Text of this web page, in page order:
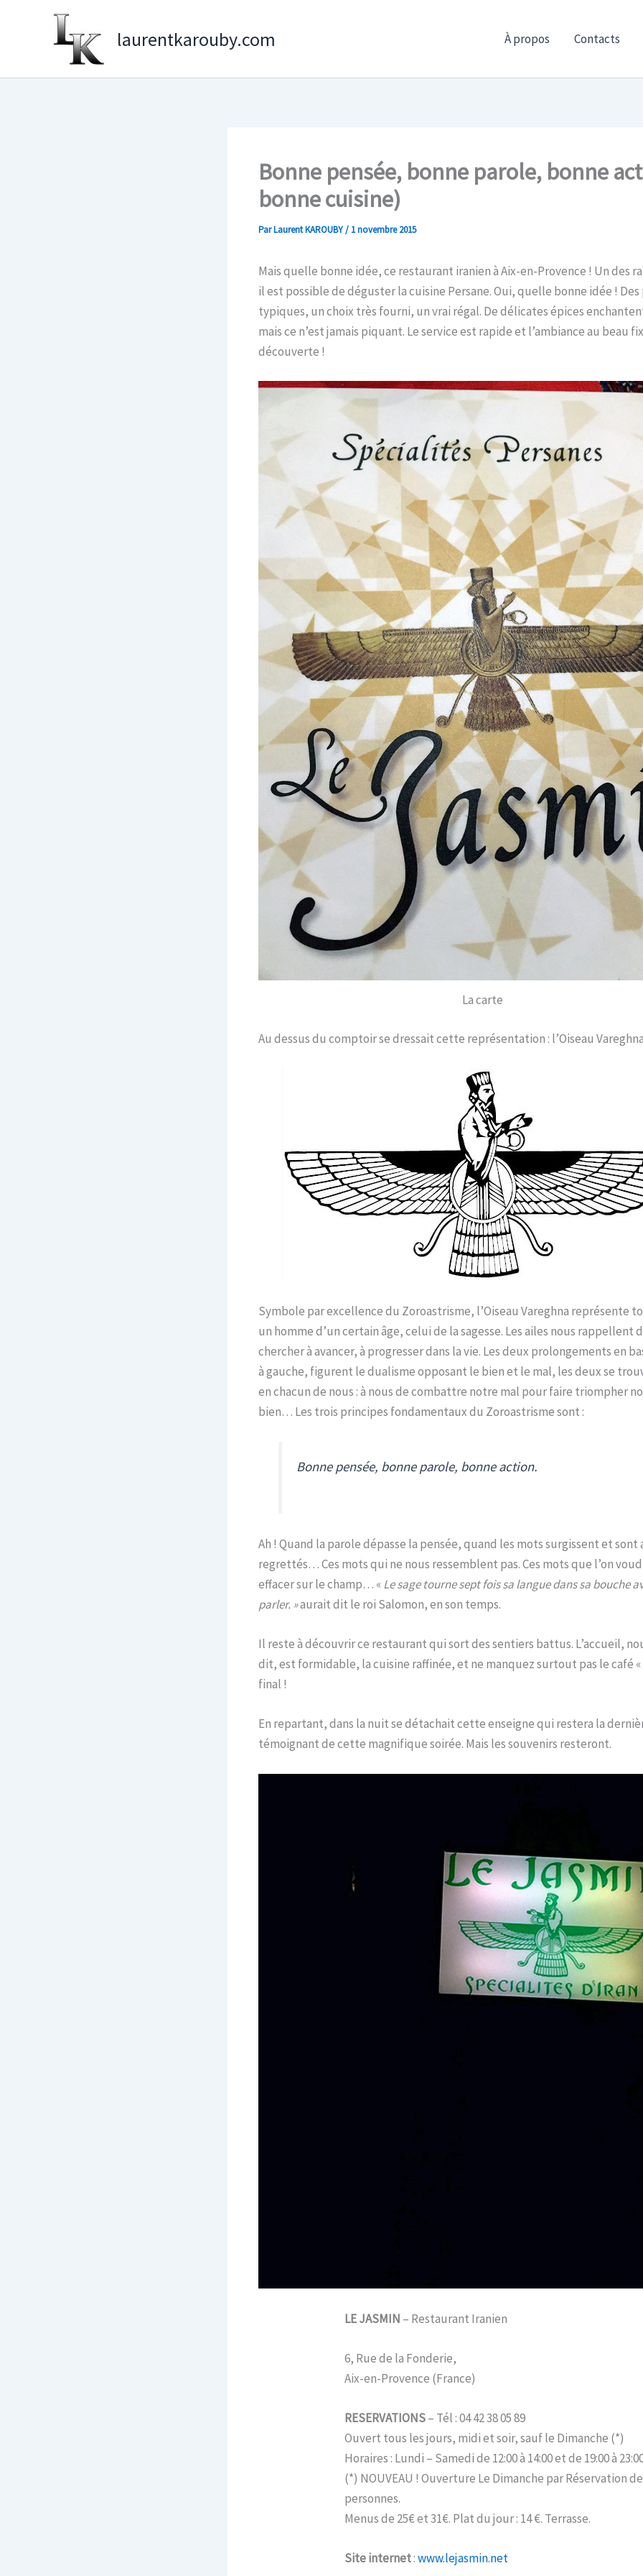
laurentkarouby.com À propos Contacts
Bonne pensée, bonne parole, bonne
bonne cuisine)
ParLaurent KAROUBY/ 1 novembre 2015
Mais quelle bonne idée, ce restaurant iranien à Aix-en-Provence ! Un des
il est possible de déguster la cuisine Persane. Oui, quelle bonne idée !
typiques, un choix très fourni, un vrai régal. De délicates épices
mais ce n’est jamais piquant. Le service est rapide et l’ambiance au beau
découverte !
La carte
Au dessus du comptoir se dressait cette représentation : l’Oiseau
Symbole par excellence du Zoroastrisme, l’Oiseau Vareghna représente
un homme d’un certain âge, celui de la sagesse. Les ailes nous rappellent
chercher à avancer, à progresser dans la vie. Les deux prolongements en
à gauche, figurent le dualisme opposant le bien et le mal, les deux se
en chacun de nous : à nous de combattre notre mal pour faire triompher
bien… Les trois principes fondamentaux du Zoroastrisme sont :
Bonne pensée, bonne parole, bonne action.
Ah ! Quand la parole dépasse la pensée, quand les mots surgissent et sont
regrettés… Ces mots qui ne nous ressemblent pas. Ces mots que l’on
effacer sur le champ… « Le sage tourne sept fois sa langue dans sa bouche
parler. »aurait dit le roi Salomon, en son temps.
Il reste à découvrir ce restaurant qui sort des sentiers battus. L’accueil,
dit, est formidable, la cuisine raffinée, et ne manquez surtout pas le café «
final !
En repartant, dans la nuit se détachait cette enseigne qui restera la
témoignant de cette magnifique soirée. Mais les souvenirs resteront.
LE JASMIN – Restaurant Iranien
6, Rue de la Fonderie,
Aix-en-Provence (France)
RESERVATIONS– Tél : 04 42 38 05 89
Ouvert tous les jours, midi et soir, sauf le Dimanche (*)
Horaires : Lundi – Samedi de 12:00 à 14:00 et de 19:00 à
(*) NOUVEAU ! Ouverture Le Dimanche par Réservation
personnes.
Menus de 25€ et 31€. Plat du jour : 14 €. Terrasse.
Site internet:www.lejasmin.net